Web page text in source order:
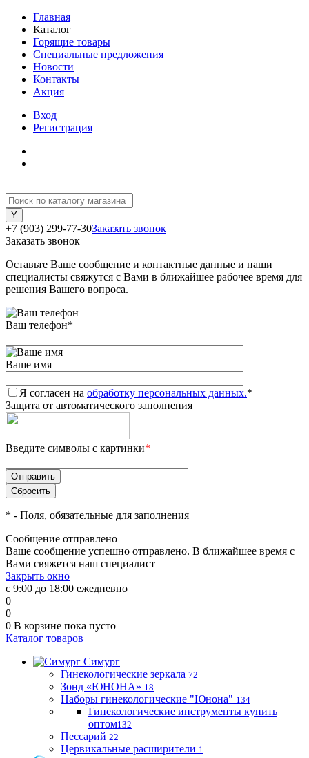
Главная
Каталог
Горящие товары
Специальные предложения
Новости
Контакты
Акция
Вход
Регистрация
+7 (903) 299-77-30Заказать звонок
Заказать звонок
Оставьте Ваше сообщение и контактные данные и наши
специалисты свяжутся с Вами в ближайшее рабочее время для
решения Вашего вопроса.
Ваш телефон*
Ваше имя
Я согласен на обработку персональных данных.*
Защита от автоматического заполнения
Введите символы с картинки*
* - Поля, обязательные для заполнения
Сообщение отправлено
Ваше сообщение успешно отправлено. В ближайшее время с
Вами свяжется наш специалист
Закрыть окно
с 9:00 до 18:00 ежедневно
0
0
0 В корзине пока пусто
Каталог товаров
Симург
Гинекологические зеркала 72
Зонд «ЮНОНА» 18
Наборы гинекологические "Юнона" 134
Гинекологические инструменты купить
оптом132
Пессарий 22
Цервикальные расширители 1